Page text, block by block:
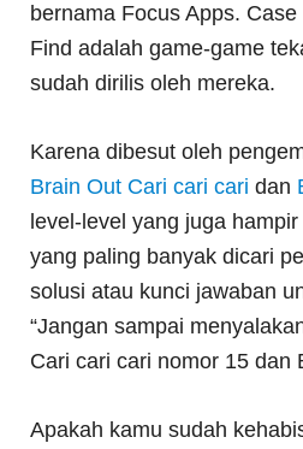
bernama Focus Apps.
Find adalah game-game
sudah dirilis oleh mereka.
Karena dibesut oleh
Brain Out Cari cari cari dan
level-level yang juga
yang paling banyak dicari
solusi atau kunci jawaban
“Jangan sampai
Cari cari cari nomor 15 dan
Apakah kamu sudah